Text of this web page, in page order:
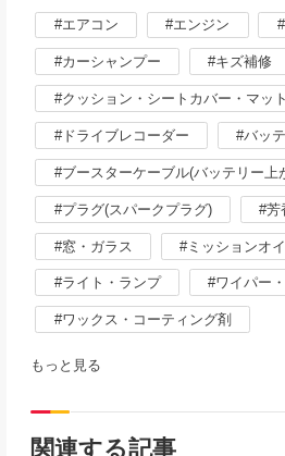
エアコン エンジン
カーシャンプー キズ補修
クッション・シートカバー・マット
ドライブレコーダー バッ
ブースターケーブル(バッテリー上
プラグ(スパークプラグ) 芳
窓・ガラス ミッションオ
ライト・ランプ ワイパー
ワックス・コーティング剤
もっと見る
関連する記事